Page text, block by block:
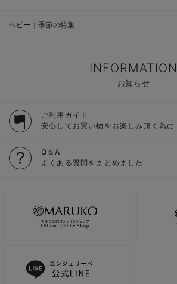
ベビー｜季節の特集
INFORMATION
お知らせ
ご利用ガイド
安心してお買い物をお楽しみ頂く為に
Q＆A
よくある質問をまとめました